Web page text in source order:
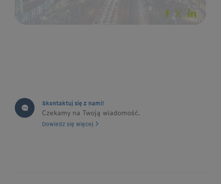
Skontaktuj się z nami!
Czekamy na Twoją wiadomość.
Dowiedz się więcej